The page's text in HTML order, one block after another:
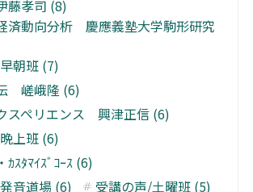
孝司 (8)
済動向分析 慶應義塾大学駒形研究
朝班 (7)
嵯峨隆 (6)
スペリエンス 興津正信 (6)
上班 (6)
ｶｽﾀﾏｲｽﾞｺｰｽ (6)
音道場 (6)
受講の声/土曜班 (5)